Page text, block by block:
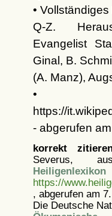
•
Q-Z.
Evangelist
Ginal, B.
(A. Manz),
•
https://
- abgerufen
korrekt
Severus,
Heiligenlexikon
https://
, abgerufen am
Die Deutsche